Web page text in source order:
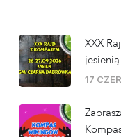
XXX
17